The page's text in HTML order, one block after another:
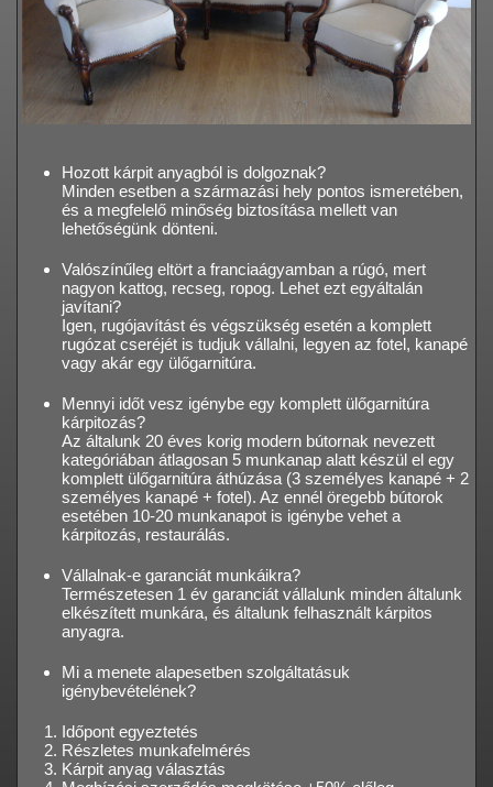
Hozott kárpit anyagból is dolgoznak?
Minden esetben a származási hely pontos ismeretében,
és a megfelelő minőség biztosítása mellett van
lehetőségünk dönteni.
Valószínűleg eltört a franciaágyamban a rúgó, mert
nagyon kattog, recseg, ropog. Lehet ezt egyáltalán
javítani?
Igen, rugójavítást és végszükség esetén a komplett
rugózat cseréjét is tudjuk vállalni, legyen az fotel, kanapé
vagy akár egy ülőgarnitúra.
Mennyi időt vesz igénybe egy komplett ülőgarnitúra
kárpitozás?
Az általunk 20 éves korig modern bútornak nevezett
kategóriában átlagosan 5 munkanap alatt készül el egy
komplett ülőgarnitúra áthúzása (3 személyes kanapé + 2
személyes kanapé + fotel). Az ennél öregebb bútorok
esetében 10-20 munkanapot is igénybe vehet a
kárpitozás, restaurálás.
Vállalnak-e garanciát munkáikra?
Természetesen 1 év garanciát vállalunk minden általunk
elkészített munkára, és általunk felhasznált kárpitos
anyagra.
Mi a menete alapesetben szolgáltatásuk
igénybevételének?
Időpont egyeztetés
Részletes munkafelmérés
Kárpit anyag választás